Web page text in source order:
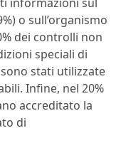
o sull’organismo
dei controlli non
speciali di
stati utilizzate
Infine, nel 20%
accreditato la
di